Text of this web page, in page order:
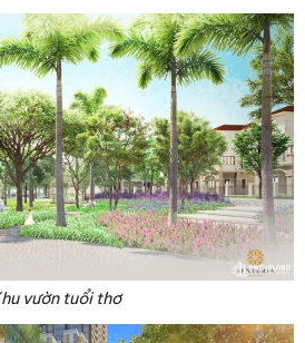
vườn tuổi thơ